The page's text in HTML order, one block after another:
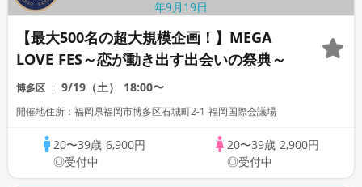
【最大500名の超大規模企画！】MEGA
LOVE FES～恋が動き出す出会いの祭典～
博多区 9/19（土） 18:00〜
開催地住所：福岡県福岡市博多区石城町2-1 福岡国際会議場
20〜39歳 6,900円
◎受付中
20〜39歳 2,900円
◎受付中